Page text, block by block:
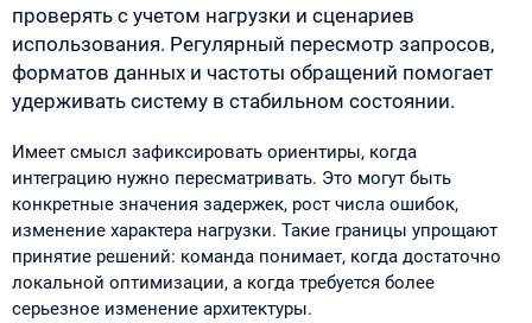
проверять с учетом нагрузки и сценариев
использования. Регулярный пересмотр запросов,
форматов данных и частоты обращений помогает
удерживать систему в стабильном состоянии.
Имеет смысл зафиксировать ориентиры, когда
интеграцию нужно пересматривать. Это могут быть
конкретные значения задержек, рост числа ошибок,
изменение характера нагрузки. Такие границы упрощают
принятие решений: команда понимает, когда достаточно
локальной оптимизации, а когда требуется более
серьезное изменение архитектуры.